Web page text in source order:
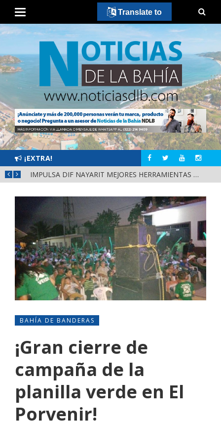
¡EXTRA!
IMPULSA DIF NAYARIT MEJORES HERRAMIENTAS DE APRENDIZAJE PARA ESCUELAS DE CUATRO MUNICIPIOS
BAHÍA DE BANDERAS
¡Gran cierre de
campaña de la
planilla verde en El
Porvenir!
Translate to